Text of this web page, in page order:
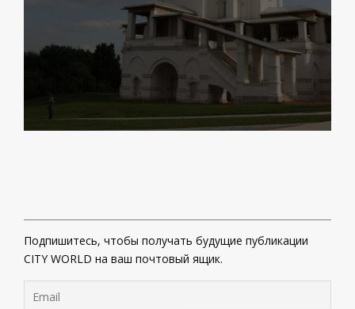
Подпишитесь, чтобы получать будущие публикации
CITY WORLD на ваш почтовый ящик.